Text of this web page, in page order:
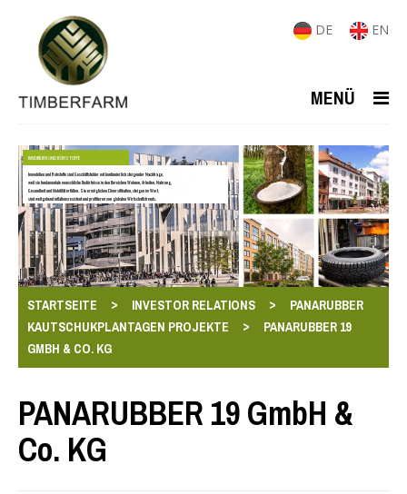
DE EN
MENÜ
IMMOBILIEN UND ROHSTOFFE
Immobilien und Rohstoffe sind Geschäftsfelder mit kontinuierlich steigender Nachfrage,
weil sie fundamentale menschliche Bedürfnisse in den Bereichen Wohnen, Arbeiten, Nahrung,
Gesundheit und Mobilität erfüllen. Sie ermöglichen Diversifikation, steigen im Wert,
sind weitgehend inflationsresistent und profitieren von globalen Wirtschaftstrends.
STARTSEITE > INVESTOR RELATIONS >
PANARUBBER
KAUTSCHUKPLANTAGEN PROJEKTE
>
PANARUBBER 19
GMBH & CO. KG
PANARUBBER 19 GmbH &
Co. KG